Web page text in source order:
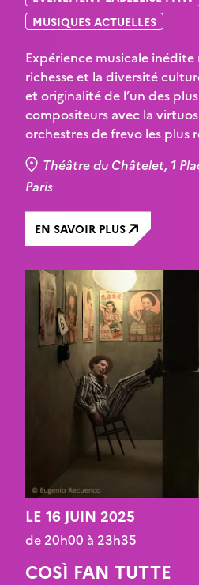
MUSIQUES ACTUELLES
Expérience musicale
richesse et la diversité
et originalité de l’un des
compositeurs avec la
orchestres de frevo les plus
Théâtre du Châtelet, 1
Paris
EN SAVOIR PLUS
LE 16 JUIN 2025
de 20h00 à 23h35
COSÌ FAN TUTTE